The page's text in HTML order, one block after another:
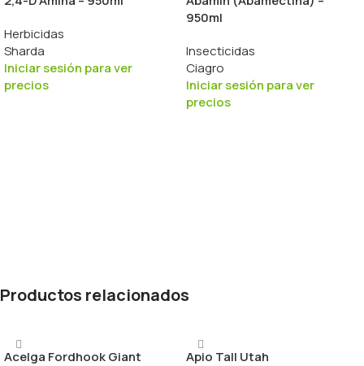
Herbicidas
Sharda
Iniciar sesión para ver
precios
950ml
Insecticidas
Ciagro
Iniciar sesión para ver
precios
Productos relacionados
Acelga Fordhook Giant
Apio Tall Utah